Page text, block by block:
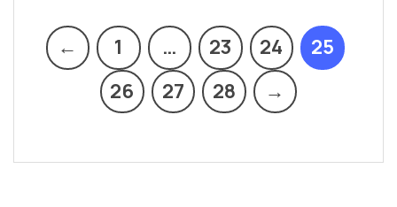
← 1 … 23 24
25
26
27 28 →